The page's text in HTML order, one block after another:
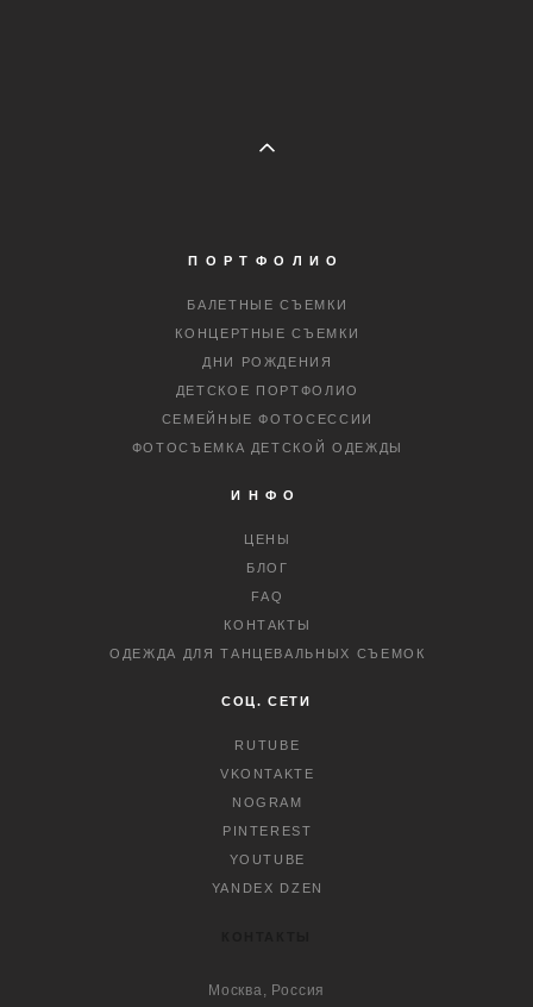
ПОРТФОЛИО
БАЛЕТНЫЕ СЪЕМКИ
КОНЦЕРТНЫЕ СЪЕМКИ
ДНИ РОЖДЕНИЯ
ДЕТСКОЕ ПОРТФОЛИО
СЕМЕЙНЫЕ ФОТОСЕССИИ
ФОТОСЪЕМКА ДЕТСКОЙ ОДЕЖДЫ
ИНФО
ЦЕНЫ
БЛОГ
FAQ
КОНТАКТЫ
ОДЕЖДА ДЛЯ ТАНЦЕВАЛЬНЫХ СЪЕМОК
СОЦ. СЕТИ
RUTUBE
VKONTAKTE
NOGRAM
PINTEREST
YOUTUBE
YANDEX DZEN
Москва, Россия